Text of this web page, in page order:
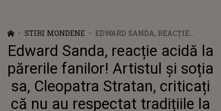
STIRI MONDENE
EDWARD SANDA, REACȚIE
ACIDĂ LA PĂRERILE FANILOR!
ARTISTUL ȘI SOȚIA SA,
CLEOPATRA STRATAN,
CRITICAȚI CĂ NU AU
RESPECTAT TRADIȚIILE LA
NUNTĂ: ”E ALEGEREA
NOASTRĂ”
Edward Sanda, reacție acidă la
părerile fanilor! Artistul și soția
sa, Cleopatra Stratan, criticați
că nu au respectat tradițiile la